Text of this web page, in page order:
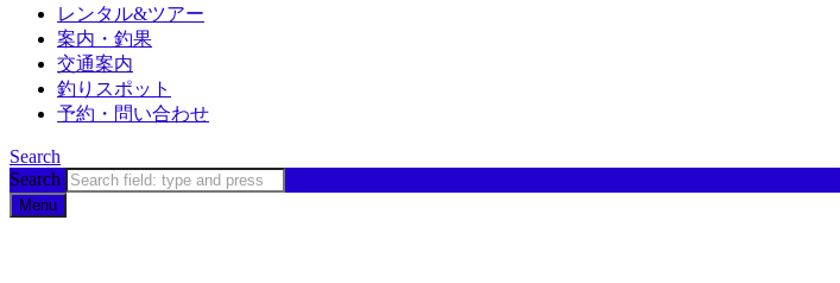
レンタル&ツアー
案内・釣果
交通案内
釣りスポット
予約・問い合わせ
Search
Search
Menu